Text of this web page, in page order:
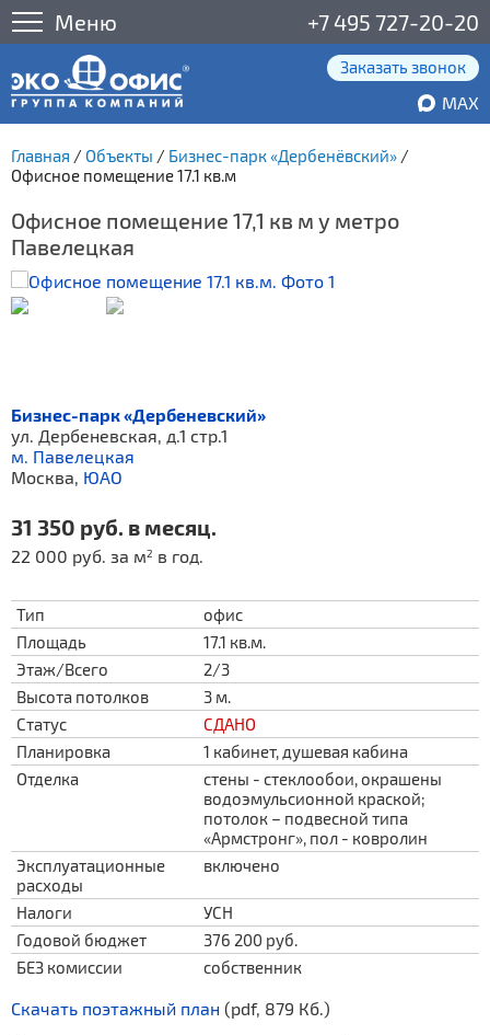
Меню +7 495 727-20-20
Заказать звонок
MAX
Главная / Объекты / Бизнес-парк «Дербенёвский» /
Офисное помещение 17.1 кв.м
Офисное помещение 17,1 кв м у метро
Павелецкая
Бизнес-парк «Дербеневский»
ул. Дербеневская, д.1 стр.1
м. Павелецкая
Москва, ЮАО
31 350 руб. в месяц.
22 000 руб. за м2 в год.
Тип
офис
Площадь
17.1 кв.м.
Этаж/Всего
2/3
Высота потолков
3 м.
Статус
СДАНО
Планировка
1 кабинет, душевая кабина
Отделка
стены - стеклообои, окрашены
водоэмульсионной краской;
потолок – подвесной типа
«Армстронг», пол - ковролин
Эксплуатационные
расходы
включено
Налоги
УСН
Годовой бюджет
376 200 руб.
БЕЗ комиссии
собственник
Скачать поэтажный план (pdf, 879 Кб.)